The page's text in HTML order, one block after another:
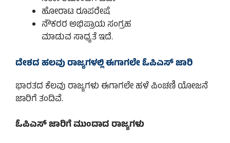
ಹೋರಾಟ ರೂಪರೇಷೆ
ನೌಕರರ ಅಭಿಪ್ರಾಯ ಸಂಗ್ರಹ
ಮಾಡುವ ಸಾಧ್ಯತೆ ಇದೆ.
ದೇಶದ ಹಲವು ರಾಜ್ಯಗಳಲ್ಲಿ ಈಗಾಗಲೇ ಓಪಿಎಸ್ ಜಾರಿ
ಭಾರತದ ಕೆಲವು ರಾಜ್ಯಗಳು ಈಗಾಗಲೇ ಹಳೆ ಪಿಂಚಣಿ ಯೋಜನೆ
ಜಾರಿಗೆ ತಂದಿವೆ.
ಓಪಿಎಸ್ ಜಾರಿಗೆ ಮುಂದಾದ ರಾಜ್ಯಗಳು